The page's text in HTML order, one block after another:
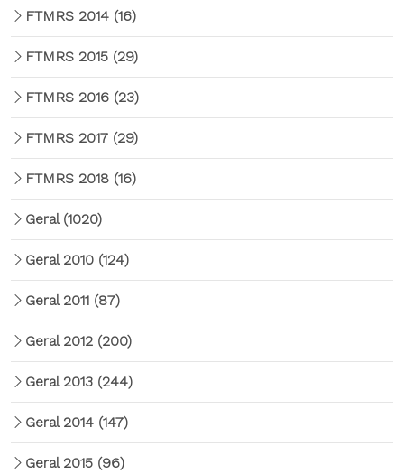
FTMRS 2014 (16)
FTMRS 2015 (29)
FTMRS 2016 (23)
FTMRS 2017 (29)
FTMRS 2018 (16)
Geral (1020)
Geral 2010 (124)
Geral 2011 (87)
Geral 2012 (200)
Geral 2013 (244)
Geral 2014 (147)
Geral 2015 (96)